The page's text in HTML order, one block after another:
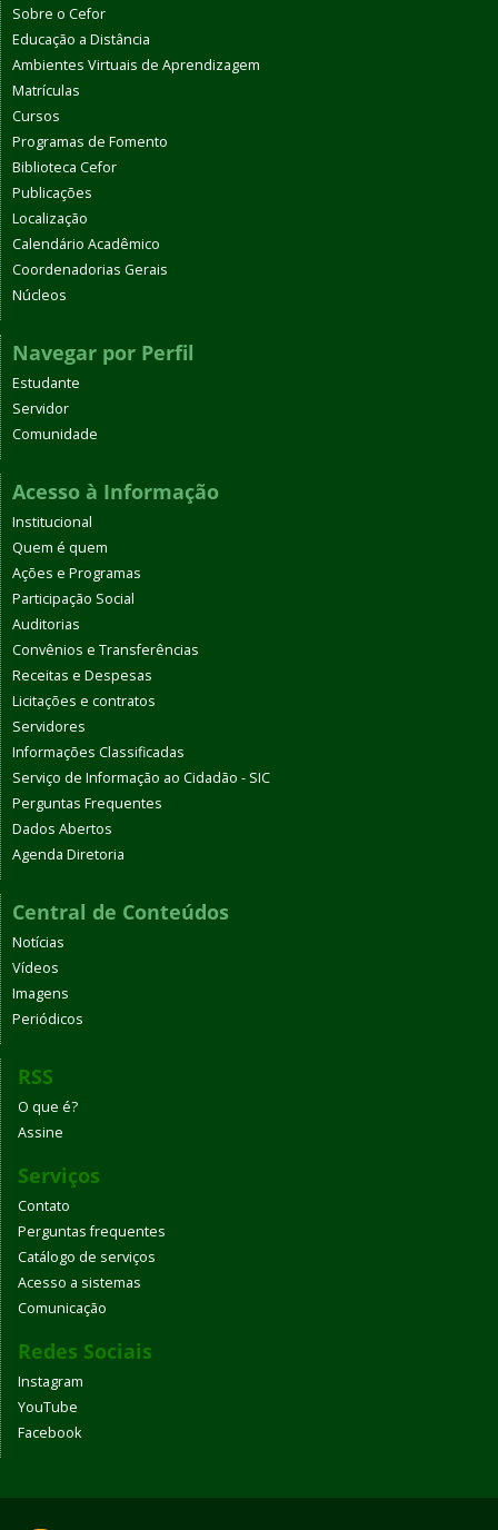
Sobre o Cefor
Educação a Distância
Ambientes Virtuais de Aprendizagem
Matrículas
Cursos
Programas de Fomento
Biblioteca Cefor
Publicações
Localização
Calendário Acadêmico
Coordenadorias Gerais
Núcleos
Navegar por Perfil
Estudante
Servidor
Comunidade
Acesso à Informação
Institucional
Quem é quem
Ações e Programas
Participação Social
Auditorias
Convênios e Transferências
Receitas e Despesas
Licitações e contratos
Servidores
Informações Classificadas
Serviço de Informação ao Cidadão - SIC
Perguntas Frequentes
Dados Abertos
Agenda Diretoria
Central de Conteúdos
Notícias
Vídeos
Imagens
Periódicos
RSS
O que é?
Assine
Serviços
Contato
Perguntas frequentes
Catálogo de serviços
Acesso a sistemas
Comunicação
Redes Sociais
Instagram
YouTube
Facebook